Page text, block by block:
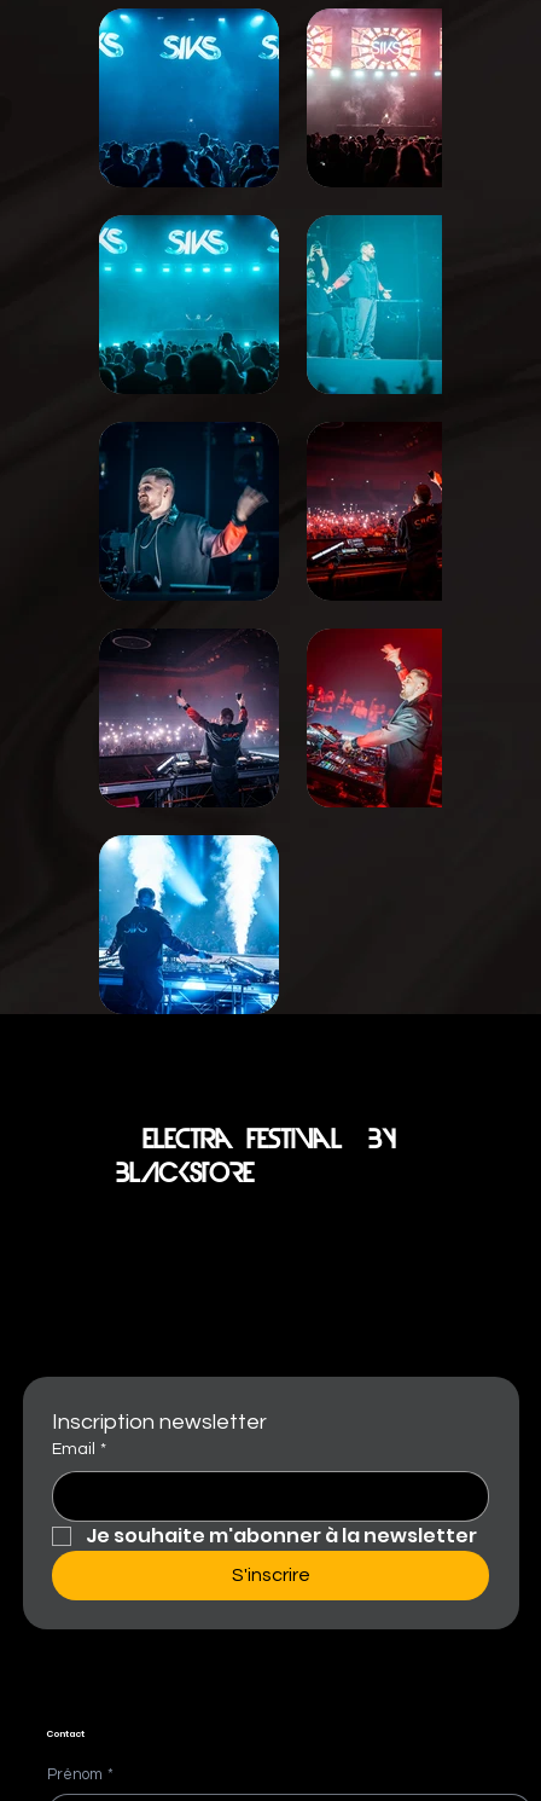
electra festival BY
BLACKSTORE
Inscription newsletter
Email *
Je souhaite m'abonner à la newsletter
S'inscrire
Contact
Prénom *